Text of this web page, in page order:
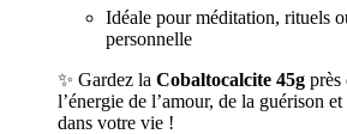
Idéale pour méditation, rituels
personnelle
✨ Gardez la Cobaltocalcite 45g près
l’énergie de l’amour, de la guérison
dans votre vie !